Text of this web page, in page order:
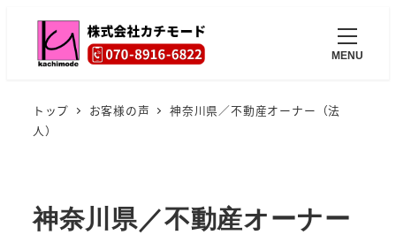
MENU
トップ お客様の声
神奈川県／不動産オーナー（法
人）
神奈川県／不動産オーナー